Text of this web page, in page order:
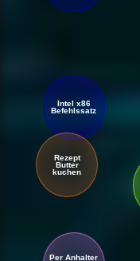
Intel x86
Befehlssatz
Rezept
Butter
kuchen
Per Anhalter